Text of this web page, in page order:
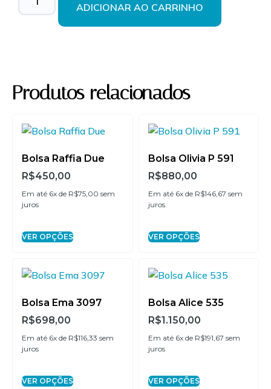
2x deR$625,00sem
R$1.250,00
juros
5x deR$250,00 R$ 1.250,00
6x deR$208,33sem
R$1.249,98
ADICIONAR AO CARRINHO
Produtos relacionados
Bolsa Raffia Due
R$450,00
Em até 6x de R$75,00 sem
juros
VER OPÇÕES
Bolsa Olivia P 591
R$880,00
Em até 6x de R$146,67 sem
juros
VER OPÇÕES
Bolsa Ema 3097
R$698,00
Em até 6x de R$116,33 sem
juros
VER OPÇÕES
Bolsa Alice 535
R$1.150,00
Em até 6x de R$191,67 sem
juros
VER OPÇÕES